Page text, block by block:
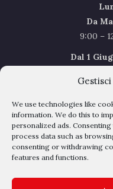
We use technologies like
information. We do this to
personalized ads.
process data such as
consenting or withdrawing
features and functions.
Da
9:00 –
Dal 1
I chiusi per
Privacy